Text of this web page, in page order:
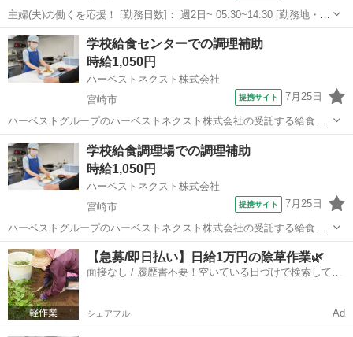
主婦(夫)の働くを応援！ [勤務日数]： 週2日~ 05:30~14:30 [勤務地・最
寄駅]： 宮崎県都城市都島町506番地 横山病院 内厨房 《シダックス
フードサービス株式会社》 西都城駅自動車5分 [職種名]：...
宮崎 都城市 その他
学校給食センターでの調理補助
時給1,050円
ハーベストネクスト株式会社
宮崎市
提携サイト 7月25日
ハーベストグループのハーベストネクスト株式会社の受託する給食の
下処理・清掃・調理・洗浄・配缶等の調理補助業務をお願いします。
生徒たちに毎回美味しく温かい食事を提供できるよう、工夫を凝らし
た業務をお願いします。 子どもたちが...
宮崎 宮崎市 その他
学校給食調理場での調理補助
時給1,050円
ハーベストネクスト株式会社
宮崎市
提携サイト 7月25日
ハーベストグループのハーベストネクスト株式会社の受託する給食の
下処理・清掃・調理・洗浄・配缶等の調理補助業務をお願いします。
生徒たちに毎回美味しく温かい食事を提供できるよう、工夫を凝らし
た業務をお願いします。 子どもたちが...
宮崎 宮崎市 その他
【急募/即日払い】日給1万円の除草作業🌿
面接なし / 履歴書不要！空いている日づけで検索して即
シェアフル Ad